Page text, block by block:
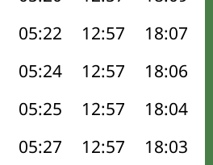
05:22 12:57 18:07
05:24 12:57 18:06
05:25 12:57 18:04
05:27 12:57 18:03